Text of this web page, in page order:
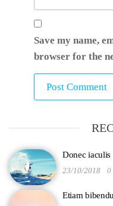
Save my name,
browser for the
Donec
23/10/2018 0
Etiam